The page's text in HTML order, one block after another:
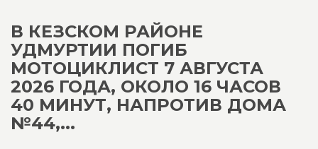
В КЕЗСКОМ РАЙОНЕ
УДМУРТИИ ПОГИБ
МОТОЦИКЛИСТ 7 АВГУСТА
2026 ГОДА, ОКОЛО 16 ЧАСОВ
40 МИНУТ, НАПРОТИВ ДОМА
№44,...